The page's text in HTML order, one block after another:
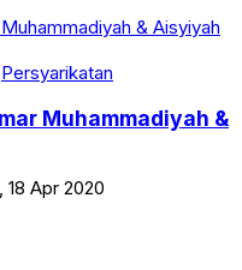
Persyarikatan
Muhammadiyah &
Apr 2020